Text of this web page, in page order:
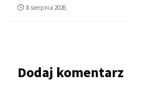
8 sierpnia 2026
Dodaj komentarz